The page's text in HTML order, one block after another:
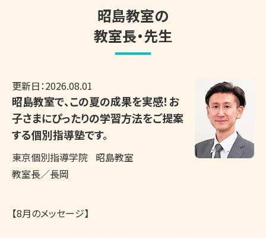
昭島教室の
教室長・先生
更新日：2026.08.01
昭島教室で、この夏の成果を実感！お
子さまにぴったりの学習方法をご提案
する個別指導塾です。
東京個別指導学院
昭島教室
教室長／長岡
【8月のメッセージ】